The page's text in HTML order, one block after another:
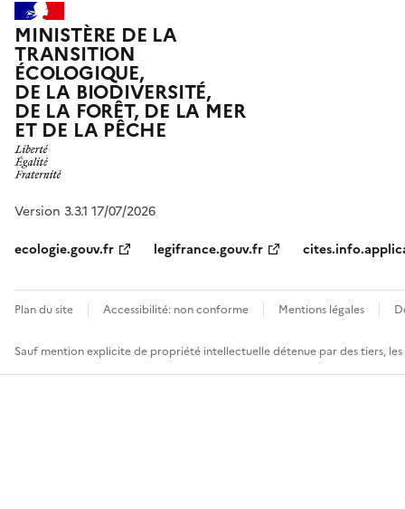
MINISTÈRE DE LA
TRANSITION
ÉCOLOGIQUE,
DE LA BIODIVERSITÉ,
DE LA FORÊT, DE LA MER
ET DE LA PÊCHE
Version 3.3.1 17/07/2026
ecologie.gouv.fr
legifrance.gouv.fr
Plan du site Accessibilité: non conforme Mentions légales
Sauf mention explicite de propriété intellectuelle détenue par des tiers,